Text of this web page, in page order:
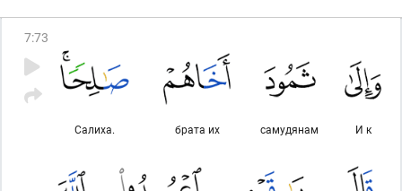
7:73
И к
самудянам
брата их
Салиха.